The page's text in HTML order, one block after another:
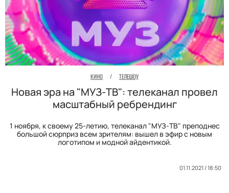
КИНО / ТЕЛЕШОУ
Новая эра на "МУЗ-ТВ": телеканал провел
масштабный ребрендинг
1 ноября, к своему 25-летию, телеканал "МУЗ-ТВ" преподнес
большой сюрприз всем зрителям: вышел в эфир с новым
логотипом и модной айдентикой.
01.11.2021 / 18:50